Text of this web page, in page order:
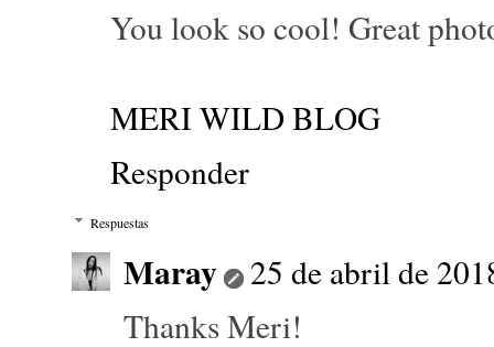
You look so cool! Great
MERI WILD BLOG
Responder
Respuestas
Maray
25 de abril de
Thanks Meri!